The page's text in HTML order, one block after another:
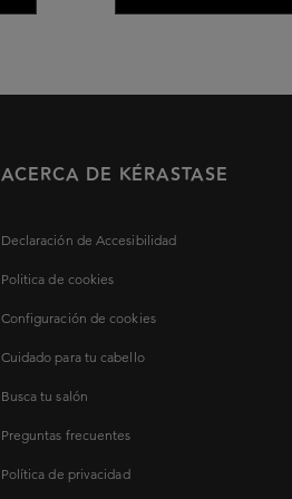
ACERCA DE KÉRASTASE
Declaración de Accesibilidad
Politica de cookies
Configuración de cookies
Cuidado para tu cabello
Busca tu salón
Preguntas frecuentes
Política de privacidad